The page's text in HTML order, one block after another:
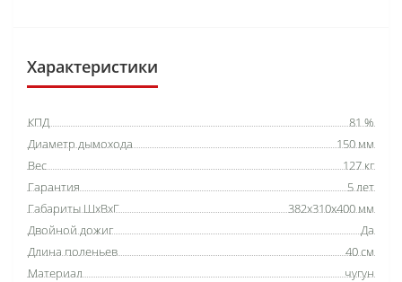
Характеристики
КПД
81 %
Диаметр дымохода
150 мм
Вес
127 кг
Гарантия
5 лет
Габариты ШхВхГ
382x310x400 мм
Двойной дожиг
Да
Длина поленьев
40 см
Материал
чугун